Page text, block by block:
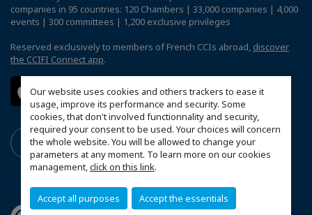
Our website uses cookies and others trackers to ease it
usage, improve its performance and security. Some
cookies, that don't involved functionnality and security,
required your consent to be used. Your choices will concern
the whole website. You will be allowed to change your
parameters at any moment. To learn more on our cookies
management,click on this link.
Accept all purposes Accept the essentials
companies in 95 countries: 120 Chambers | 33,000 companies | 4,000
events | 300 committees | 1,200 exclusive privileges
Reserved exclusively to members of French CCIs abroad, discover
the CCIFI Connect app.